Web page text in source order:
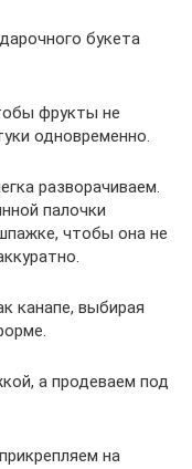
букета
фрукты не
одновременно.
разворачиваем.
палочки
чтобы она не
канапе, выбирая
а продеваем под
на